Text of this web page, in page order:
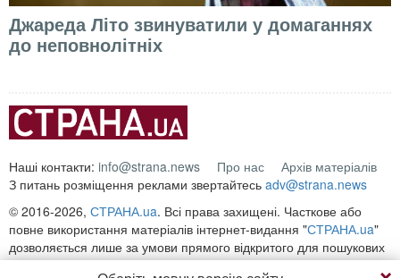
Джареда Літо звинуватили у домаганнях
до неповнолітніх
Наші контакти: info@strana.news Про нас
Архів матеріалів
З питань розміщення реклами звертайтесь adv@strana.news
© 2016-2026, СТРАНА.ua. Всі права захищені. Часткове або
повне використання матеріалів інтернет-видання "СТРАНА.ua"
дозволяється лише за умови прямого відкритого для пошукових
систем гіперпосилання на безпосередню адресу матеріалу на